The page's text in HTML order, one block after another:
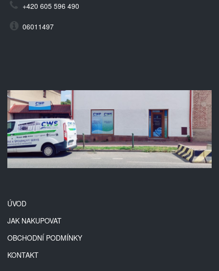
+420 605 596 490
06011497
ÚVOD
JAK NAKUPOVAT
OBCHODNÍ PODMÍNKY
KONTAKT